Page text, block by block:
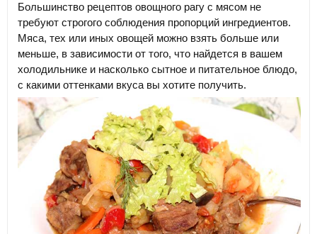
Большинство рецептов овощного рагу с мясом не
требуют строгого соблюдения пропорций ингредиентов.
Мяса, тех или иных овощей можно взять больше или
меньше, в зависимости от того, что найдется в вашем
холодильнике и насколько сытное и питательное блюдо,
с какими оттенками вкуса вы хотите получить.